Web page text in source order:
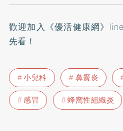
歡迎加入 《優活健康網》
先看！
小兒科 鼻竇炎
感冒
蜂窩性組織炎